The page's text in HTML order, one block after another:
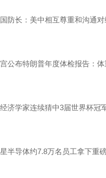
防长：美中相互尊重和沟通
公布特朗普年度体检报告：
济学家连续猜中3届世界杯冠
半导体约7.8万名员工拿下重